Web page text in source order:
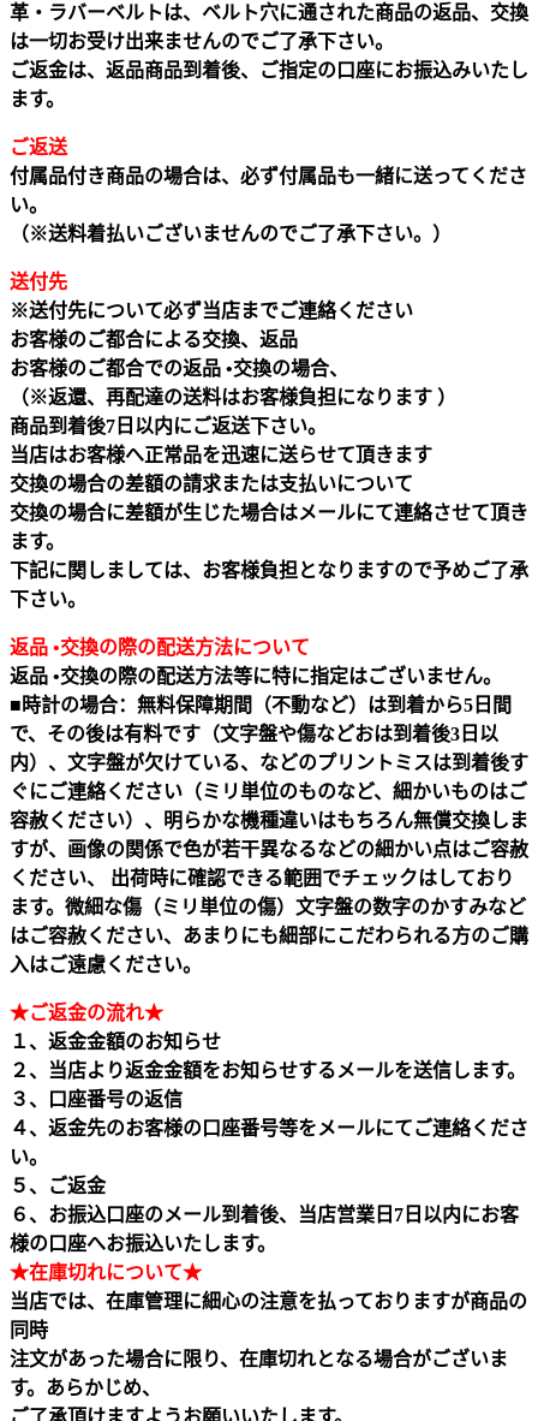
革・ラバーベルトは、ベルト穴に通された商品の返品、交換
は一切お受け出来ませんのでご了承下さい。
ご返金は、返品商品到着後、ご指定の口座にお振込みいたし
ます。
ご返送
付属品付き商品の場合は、必ず付属品も一緒に送ってくださ
い。
（※送料着払いございませんのでご了承下さい。）
送付先
※送付先について必ず当店までご連絡ください
お客様のご都合による交換、返品
お客様のご都合での返品 •交換の場合、
（※返還、再配達の送料はお客様負担になります ）
商品到着後7日以内にご返送下さい。
当店はお客様へ正常品を迅速に送らせて頂きます
交換の場合の差額の請求または支払いについて
交換の場合に差額が生じた場合はメールにて連絡させて頂き
ます。
下記に関しましては、お客様負担となりますので予めご了承
下さい。
返品 •交換の際の配送方法について
返品 •交換の際の配送方法等に特に指定はございません。
■時計の場合：無料保障期間（不動など）は到着から5日間
で、その後は有料です（文字盤や傷などおは到着後3日以
内）、文字盤が欠けている、などのプリントミスは到着後す
ぐにご連絡ください（ミリ単位のものなど、細かいものはご
容赦ください）、明らかな機種違いはもちろん無償交換しま
すが、画像の関係で色が若干異なるなどの細かい点はご容赦
ください、 出荷時に確認できる範囲でチェックはしており
ます。微細な傷（ミリ単位の傷）文字盤の数字のかすみなど
はご容赦ください、あまりにも細部にこだわられる方のご購
入はご遠慮ください。
★ご返金の流れ★
１、返金金額のお知らせ
２、当店より返金金額をお知らせするメールを送信します。
３、口座番号の返信
４、返金先のお客様の口座番号等をメールにてご連絡くださ
い。
５、ご返金
６、お振込口座のメール到着後、当店営業日7日以内にお客
様の口座へお振込いたします。
★在庫切れについて★
当店では、在庫管理に細心の注意を払っておりますが商品の
同時
注文があった場合に限り、在庫切れとなる場合がございま
す。あらかじめ、
ご了承頂けますようお願いいたします。